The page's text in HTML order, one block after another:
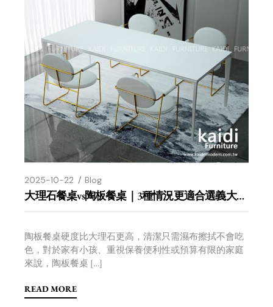
2025-10-22 Blog
大理石餐桌vs陶板餐桌｜3種情況更適合選義大利陶板餐桌
陶板餐桌硬度比大理石更高，清潔只需濕布擦拭不會吃
色，對於家有小孩、重視保養便利性或預算有限的家庭
來說，陶板餐桌 […]
READ MORE